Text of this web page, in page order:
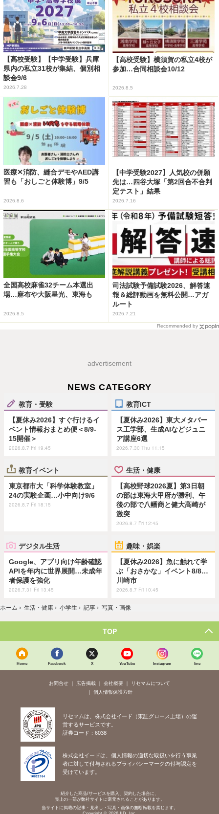
【高校受験】【中学受験】兵庫
県内の私立31校が集結、個別相
談会9/6
2026.7.28
【高校受験】横須賀の私立4校が
参加…合同相談会10/12
2026.8.5
医療✕消防、縫合デモやAED講
習も「おしごと体験博」9/5
2026.8.6
【中学受験2027】人気校の併願
先は…四谷大塚「第2回合不合判
定テスト」結果
2026.7.16
全国高校麻雀32チーム本選出
場…麻布や大阪星光、東海も
2026.8.5
司法試験予備試験2026、解答速
報＆総評動画を無料公開…アガ
ルート
2026.7.21
Recommended by
advertisement
NEWS CATEGORY
教育・受験
【夏休み2026】すぐ行けるイ
ベント情報おまとめ便＜8/9-
15開催＞
2026.8.7 Fri 19:45
教育ICT
【夏休み2026】東大メタバー
ス工学部、生成AIなどジュニ
ア講座6選
2026.7.30 Thu 11:15
教育イベント
東京都市大「科学体験教室」
24の実験企画…小中向け9/6
2026.8.7 Fri 18:15
生活・健康
【高校野球2026夏】第3日朝
の部は東海大甲府が勝利、午
後の部で八幡商と健大高崎が
激突
2026.8.7 Fri 12:45
デジタル生活
Google、アプリ向け年齢確認
APIを年内に世界展開…未成年
者保護を強化
2026.7.31 Fri 13:45
趣味・娯楽
【夏休み2026】魚に触れて学
ぶ「おさかな」イベント8/8…
川崎市
2026.8.7 Fri 10:45
ホーム › 生活・健康 › 小学生 › 記事 › 写真・画像
TOP
Home Facebook X YouTube Instagram line
お問合せ 広告掲載 会社概要
リセマムについて
個人情報保護方針
リセマムは、株式会社イード（東証グロース上場）の運
営するサービスです。
証券コード：6038
株式会社イードは、個人情報の適切な取扱いを行う事業
者に対して付与されるプライバシーマークの付与認定を
受けています。
紹介した商品/サービスを購入、契約した場合に、
売上の一部が弊社サイトに還元されることがあります。
当サイトに掲載の記事・見出し・写真・画像の無断転載を禁じます。